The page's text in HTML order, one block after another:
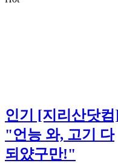
인기
[지리산닷컴]
"언능 와, 고기 다
되얐구만!"